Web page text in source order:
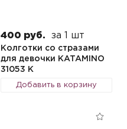
400 руб. за 1 шт
Колготки со стразами
для девочки KATAMINO
31053 K
Добавить в корзину